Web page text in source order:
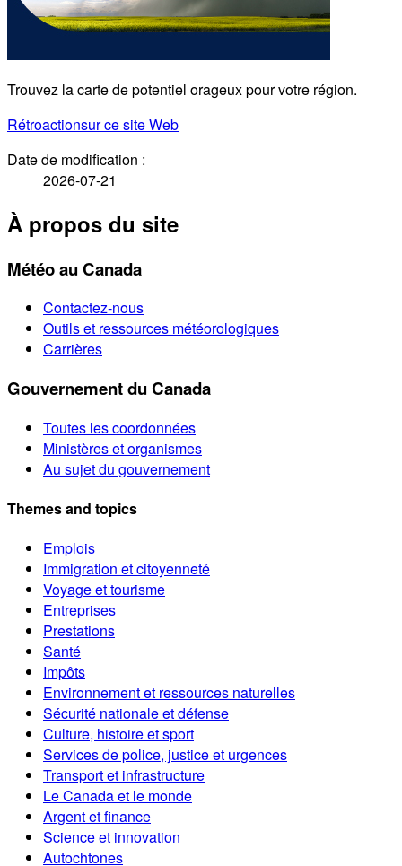
Trouvez la carte de potentiel orageux pour votre région.
Rétroactionsur ce site Web
Date de modification :
2026-07-21
À propos du site
Météo au Canada
Contactez-nous
Outils et ressources météorologiques
Carrières
Gouvernement du Canada
Toutes les coordonnées
Ministères et organismes
Au sujet du gouvernement
Themes and topics
Emplois
Immigration et citoyenneté
Voyage et tourisme
Entreprises
Prestations
Santé
Impôts
Environnement et ressources naturelles
Sécurité nationale et défense
Culture, histoire et sport
Services de police, justice et urgences
Transport et infrastructure
Le Canada et le monde
Argent et finance
Science et innovation
Autochtones